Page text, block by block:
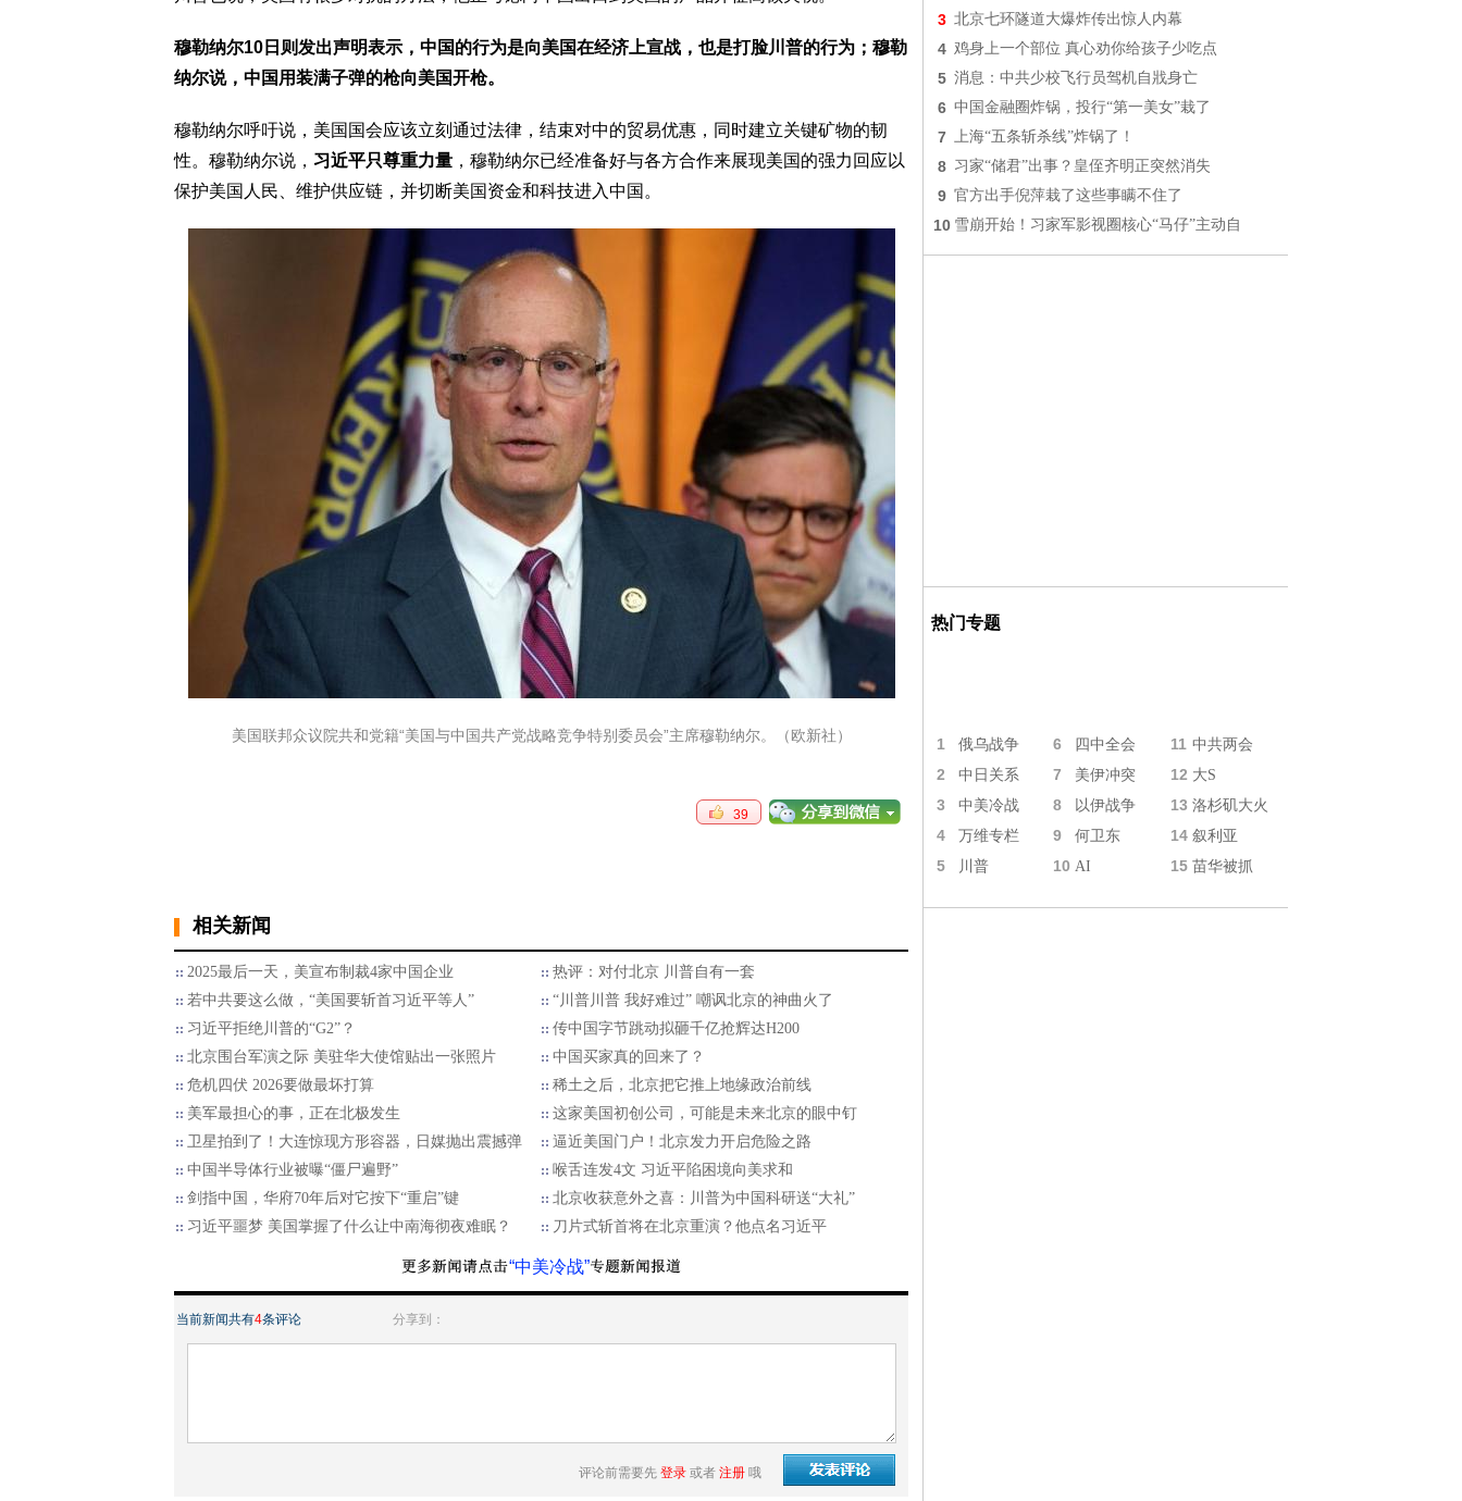
穆勒纳尔10日则发出声明表示，中国的行为是向美国在经济上宣战，也是打脸川普的行为；穆勒
纳尔说，中国用装满子弹的枪向美国开枪。
穆勒纳尔呼吁说，美国国会应该立刻通过法律，结束对中的贸易优惠，同时建立关键矿物的韧
性。穆勒纳尔说， 习近平只尊重力量 ，穆勒纳尔已经准备好与各方合作来展现美国的强力回应以
保护美国人民、维护供应链，并切断美国资金和科技进入中国。
美国联邦众议院共和党籍“美国与中国共产党战略竞争特别委员会”主席穆勒纳尔。（欧新社）
39
相关新闻
2025最后一天，美宣布制裁4家中国企业
热评：对付北京 川普自有一套
若中共要这么做，“美国要斩首习近平等人”
“川普川普 我好难过” 嘲讽北京的神曲火了
习近平拒绝川普的“G2”？
传中国字节跳动拟砸千亿抢辉达H200
北京围台军演之际 美驻华大使馆贴出一张照片
中国买家真的回来了？
危机四伏 2026要做最坏打算
稀土之后，北京把它推上地缘政治前线
美军最担心的事，正在北极发生
这家美国初创公司，可能是未来北京的眼中钉
卫星拍到了！大连惊现方形容器，日媒抛出震撼弹
逼近美国门户！北京发力开启危险之路
中国半导体行业被曝“僵尸遍野”
喉舌连发4文 习近平陷困境向美求和
剑指中国，华府70年后对它按下“重启”键
北京收获意外之喜：川普为中国科研送“大礼”
习近平噩梦 美国掌握了什么让中南海彻夜难眠？
刀片式斩首将在北京重演？他点名习近平
“中美冷战”
当前新闻共有4条评论 分享到：
评论前需要先 登录 或者 注册 哦
3 北京七环隧道大爆炸传出惊人内幕
4 鸡身上一个部位 真心劝你给孩子少吃点
5 消息：中共少校飞行员驾机自戕身亡
6 中国金融圈炸锅，投行“第一美女”栽了
7 上海“五条斩杀线”炸锅了！
8 习家“储君”出事？皇侄齐明正突然消失
9 官方出手倪萍栽了这些事瞒不住了
10 雪崩开始！习家军影视圈核心“马仔”主动自
热门专题
1 俄乌战争 6 四中全会 11 中共两会
2 中日关系 7 美伊冲突 12 大S
3 中美冷战 8 以伊战争 13 洛杉矶大火
4 万维专栏 9 何卫东 14 叙利亚
5 川普 10 AI 15 苗华被抓